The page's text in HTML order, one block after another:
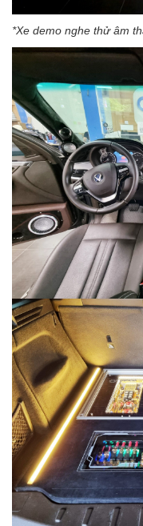
*Xe demo nghe thử âm